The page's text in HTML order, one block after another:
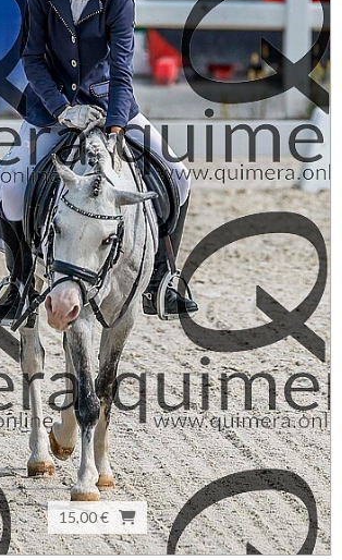
15,00 €